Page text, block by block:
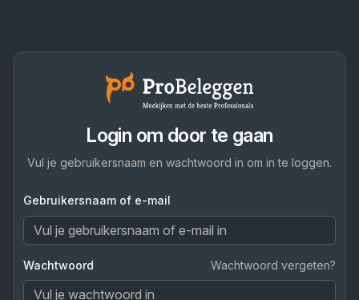
Login om door te gaan
Vul je gebruikersnaam en wachtwoord in om in te loggen.
Gebruikersnaam of e-mail
Wachtwoord Wachtwoord vergeten?